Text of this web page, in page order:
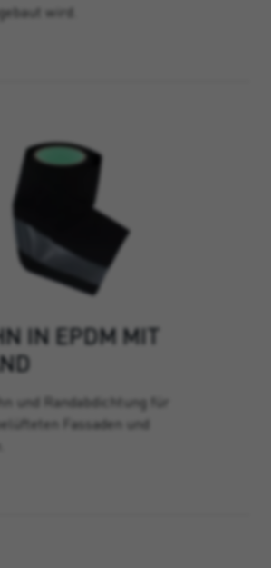
wird.
IN EPDM MIT
und Randabdichtung für
Fassaden und